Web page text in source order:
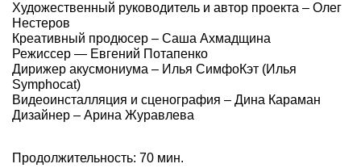
Художественный руководитель и автор проекта – Олег
Нестеров
Креативный продюсер – Саша Ахмадщина
Режиссер — Евгений Потапенко
Дирижер акусмониума – Илья СимфоКэт (Илья
Symphocat)
Видеоинсталляция и сценография – Дина Караман
Дизайнер – Арина Журавлева
Продолжительность: 70 мин.